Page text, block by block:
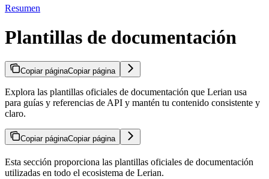
Resumen
Plantillas de documentación
Copiar páginaCopiar página
Explora las plantillas oficiales de documentación que Lerian usa
para guías y referencias de API y mantén tu contenido consistente y
claro.
Copiar páginaCopiar página
Esta sección proporciona las plantillas oficiales de documentación
utilizadas en todo el ecosistema de Lerian.